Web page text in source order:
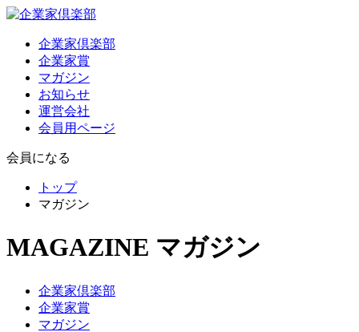
企業家倶楽部
企業家賞
マガジン
お知らせ
運営会社
会員用ページ
会員になる
トップ
マガジン
MAGAZINE マガジン
企業家倶楽部
企業家賞
マガジン